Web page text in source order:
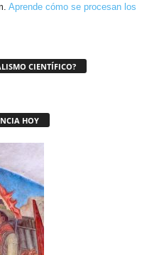
Aprende cómo se procesan los
CIENTÍFICO?
HOY